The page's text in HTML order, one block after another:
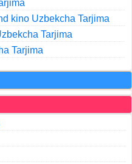
kino Uzbekcha Tarjima
Tarjima
Tarjima